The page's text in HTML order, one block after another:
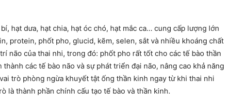
hạt dưa, hạt chia, hạt óc chó, hạt mắc ca… cung cấp lượng lớn
protein, phốt pho, glucid, kẽm, selen, sắt và nhiều khoáng chất
não của thai nhi, trong đó: phốt pho rất tốt cho các tế bào thần
các tế bào não và sự phát triển đại não, nâng cao khả năng
trò phòng ngừa khuyết tật ống thần kinh ngay từ khi thai nhi
là thành phần chính cấu tạo tế bào và thần kinh.